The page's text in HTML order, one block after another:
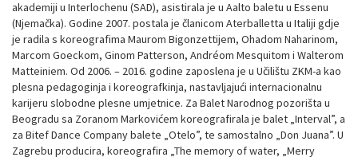
akademiji u Interlochenu (SAD), asistirala je u Aalto baletu u Essenu
(Njemačka). Godine 2007. postala je članicom Aterballetta u Italiji gdje
je radila s koreografima Maurom Bigonzettijem, Ohadom Naharinom,
Marcom Goeckom, Ginom Patterson, Andréom Mesquitom i Walterom
Matteiniem. Od 2006. – 2016. godine zaposlena je u Učilištu ZKM-a kao
plesna pedagoginja i koreografkinja, nastavljajući internacionalnu
karijeru slobodne plesne umjetnice. Za Balet Narodnog pozorišta u
Beogradu sa Zoranom Markovićem koreografirala je balet „Interval”, a
za Bitef Dance Company balete „Otelo”, te samostalno „Don Juana”. U
Zagrebu producira, koreografira „The memory of water, „Merry